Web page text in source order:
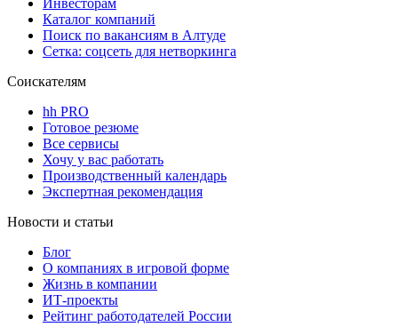
Каталог компаний
Поиск по вакансиям в Алтуде
Сетка: соцсеть для нетворкинга
Соискателям
hh PRO
Готовое резюме
Все сервисы
Хочу у вас работать
Производственный календарь
Экспертная рекомендация
Новости и статьи
Блог
О компаниях в игровой форме
Жизнь в компании
ИТ-проекты
Рейтинг работодателей России